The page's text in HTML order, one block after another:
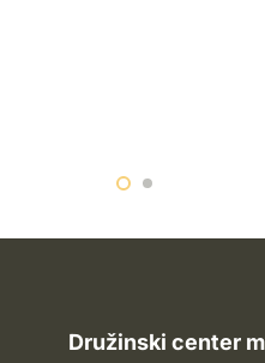
Družinski center